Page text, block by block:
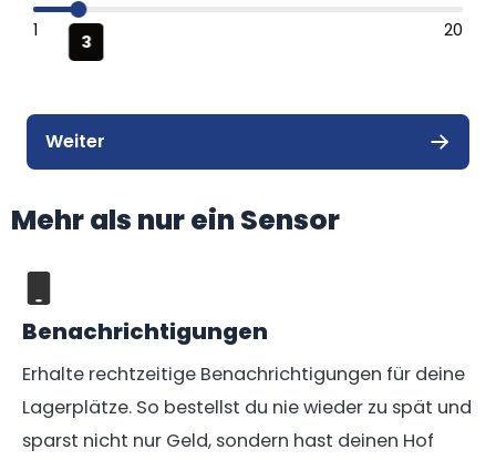
Mehr als nur ein Sensor
Benachrichtigungen
Erhalte rechtzeitige Benachrichtigungen für deine
Lagerplätze. So bestellst du nie wieder zu spät und
sparst nicht nur Geld, sondern hast deinen Hof